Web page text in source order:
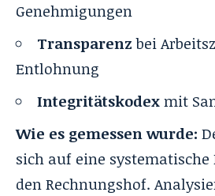
Genehmigungen
Transparenzbei
Entlohnung
Integritätskodexmit
Wie es gemessen wurde:
sich auf eine
den Rechnungshof.